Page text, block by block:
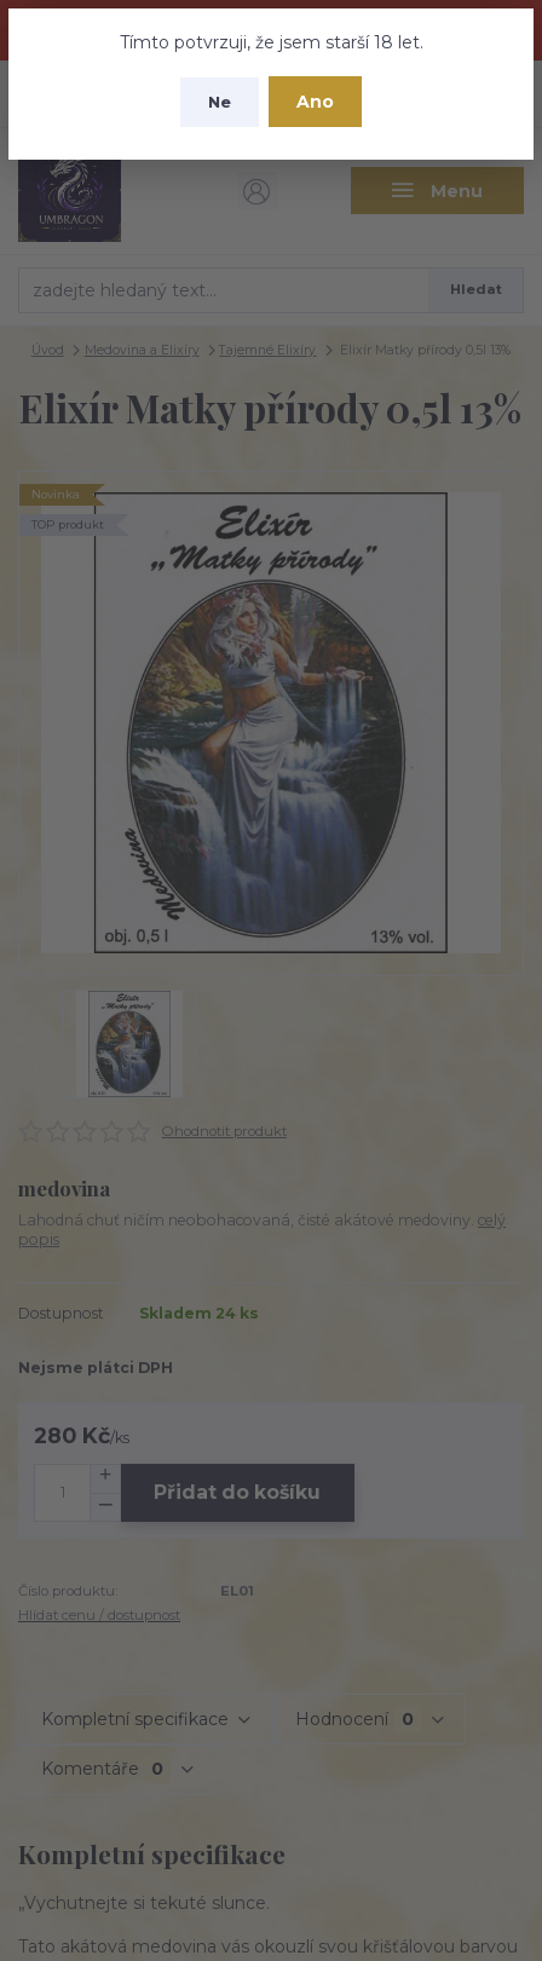
nebuďte vyděšeni zde najdete vše a ještě mnohem víc
Tímto potvrzuji, že jsem starší 18 let.
Ne Ano
Menu
CZK
Hledat
Úvod Medovina a Elixíry Tajemné Elixíry Elixír Matky přírody 0,5l 13%
Elixír Matky přírody 0,5l 13%
Novinka
TOP produkt
Ohodnotit produkt
medovina
Lahodná chuť ničím neobohacovaná, čisté akátové medoviny. celý
popis
Dostupnost Skladem 24 ks
Nejsme plátci DPH
280 Kč/ks
Přidat do košíku
Číslo produktu:
EL01
Hlídat cenu / dostupnost
Kompletní specifikace Hodnocení 0
Komentáře 0
Kompletní specifikace
„Vychutnejte si tekuté slunce.
Tato akátová medovina vás okouzlí svou křišťálovou barvou